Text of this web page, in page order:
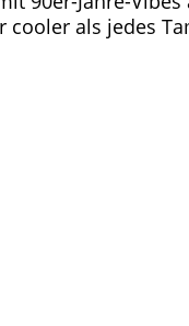
cooler als jedes